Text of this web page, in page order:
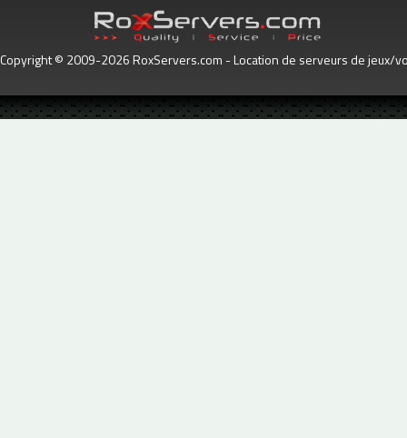
Copyright © 2009-2026 RoxServers.com - Location de serveurs de jeux/